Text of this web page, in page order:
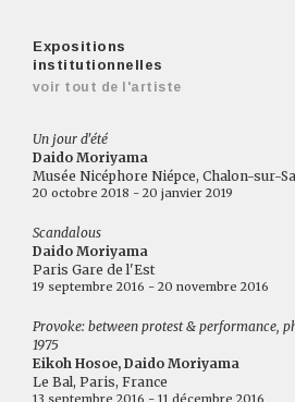
Expositions
institutionnelles
voir tout de l'artiste
Un jour d'été
Daido Moriyama
Musée Nicéphore Niépce, Chalon-sur-
20 octobre 2018 - 20 janvier 2019
Scandalous
Daido Moriyama
Paris Gare de l'Est
19 septembre 2016 - 20 novembre 2016
Provoke: between protest & performance,
1975
Eikoh Hosoe, Daido Moriyama
Le Bal, Paris, France